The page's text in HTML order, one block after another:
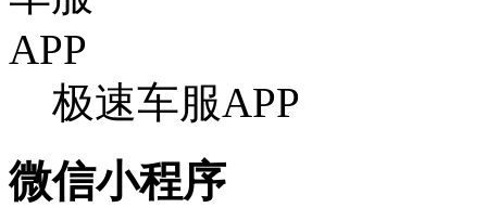
极速车服APP
微信小程序